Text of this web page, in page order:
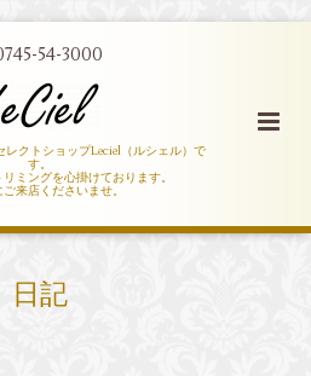
54-3000
レクトショップLeciel（ルシェル）で
す。
ミングを心掛けております。
来店くださいませ。
日記